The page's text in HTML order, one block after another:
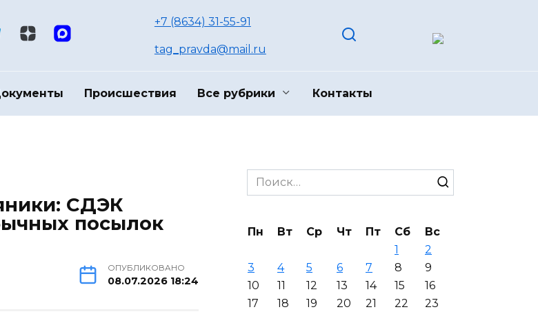
+7 (8634) 31-55-91
tag_pravda@mail.ru
Происшествия Все рубрики Контакты
СДЭК
посылок
ОПУБЛИКОВАНО
08.07.2026 18:24
Search
for:
Пн Вт Ср Чт Пт Сб
Вс
1
2
3
4 5 6 7 8
9
10
11 12 13 14 15
16
17
18 19 20 21 22
23